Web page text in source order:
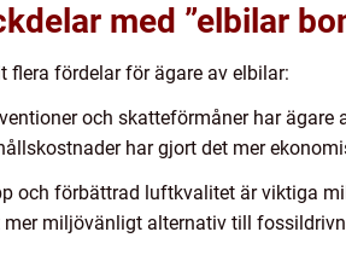
med ”elbilar
flera fördelar för ägare av elbilar:
och skatteförmåner har
har gjort det mer
och förbättrad luftkvalitet är viktiga
miljövänligt alternativ till